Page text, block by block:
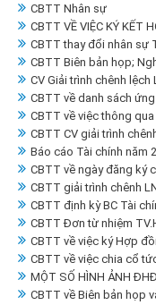
CBTT Nhân sự
CBTT VỀ VIỆC KÝ KẾT
CBTT thay đổi nhân sự
CBTT Biên bản họp;
CV Giải trình chênh
CBTT về danh sách
CBTT về việc thông
CBTT CV giải trình
Báo cáo Tài chính năm
CBTT về ngày đăng ký
CBTT giải trình chênh
CBTT định kỳ BC Tài
CBTT Đơn từ nhiệm
CBTT về việc ký Hợp
CBTT về việc chia cổ
MỘT SỐ HÌNH ẢNH
CBTT về Biên bản họp